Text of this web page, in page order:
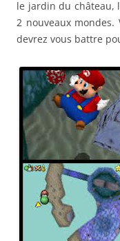
le jardin du château,
2 nouveaux
devrez vous battre